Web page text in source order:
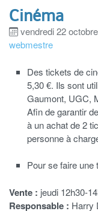
Cinéma
vendredi 22
webmestre
Des tickets de
5,30 €. Ils sont
Gaumont, UGC,
Afin de garantir
à un achat de 2
personne à
Pour se faire une
Vente : jeudi 12h30-
Responsable : Harry